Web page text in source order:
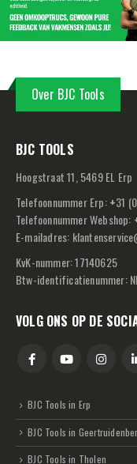
Over BJC Tools
BJC TOOLS
Hoogstraat 11, 5469 EL Erp
Telefoonnummer Erp:+31
Telefoonnummer Webshop:
E-mailadres:
KvK-nummer: 17140625
Btw-identificatienummer:
VOLG ONS OP DE
BJC Tools in Erp
BJC Tools in
BJC Tools in Tholen